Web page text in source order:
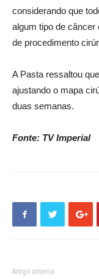
considerando que
algum tipo de
de procedimento
A Pasta ressaltou
ajustando o mapa
duas semanas.
Fonte: TV Imperial
Artigo anterior